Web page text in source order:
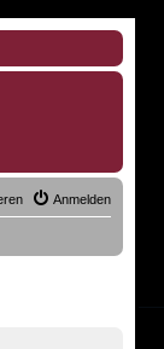
Anmelden